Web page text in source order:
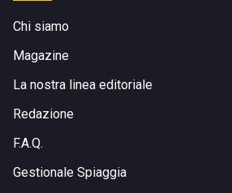
Chi siamo
Magazine
La nostra linea editoriale
Redazione
F.A.Q.
Gestionale Spiaggia